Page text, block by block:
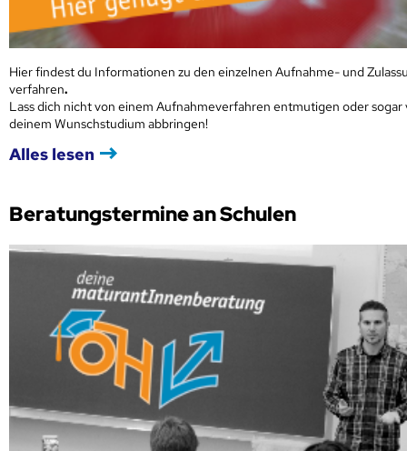
Hier findest du Informationen zu den einzelnen Aufnahme- und
verfahren.
Lass dich nicht von einem Aufnahmeverfahren entmutigen oder sogar
deinem Wunschstudium abbringen!
Alles lesen
Beratungstermine an Schulen